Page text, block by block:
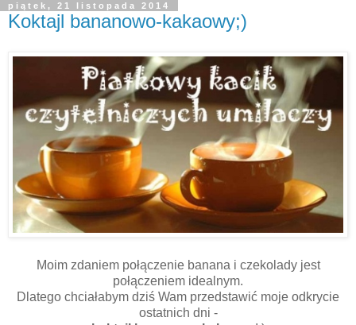
piątek, 21 listopada 2014
Koktajl bananowo-kakaowy;)
Moim zdaniem połączenie banana i czekolady jest
połączeniem idealnym.
Dlatego chciałabym dziś Wam przedstawić moje odkrycie
ostatnich dni -